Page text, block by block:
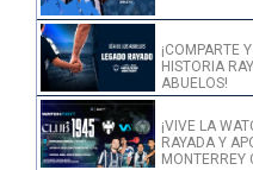
¡COMPARTE
HISTORIA
ABUELOS!
¡VIVE LA
RAYADA Y
MONTERREY